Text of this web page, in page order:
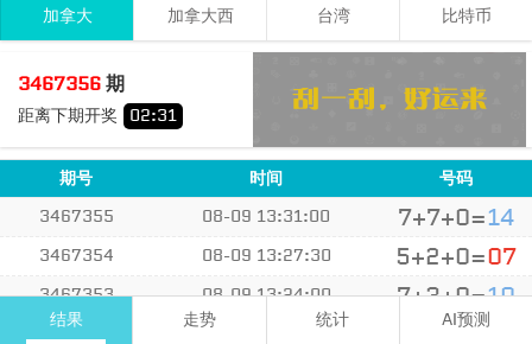
加拿大 加拿大西 台湾 比特币
3467356期
距离下期开奖 02:31
+ 1 5 07
期号 时间
号码
3467355
08-09 13:31:00 7+7+0=14
3467354 08-09 13:27:30 5+2+0=07
3467353 08-09 13:24:00 7+3+0=10
3467352 08-09 13:20:30 7+6+6=19
结果 走势 统计 AI预测